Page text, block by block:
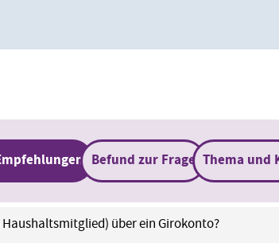
Befund zur Frage Thema und
Haushaltsmitglied) über ein Girokonto?